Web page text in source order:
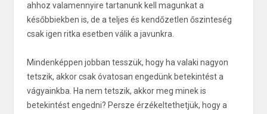
ahhoz valamennyire tartanunk kell magunkat a
későbbiekben is, de a teljes és kendőzetlen őszinteség
csak igen ritka esetben válik a javunkra.
Mindenképpen jobban tesszük, hogy ha valaki nagyon
tetszik, akkor csak óvatosan engedünk betekintést a
vágyainkba. Ha nem tetszik, akkor meg minek is
betekintést engedni? Persze érzékeltethetjük, hogy a